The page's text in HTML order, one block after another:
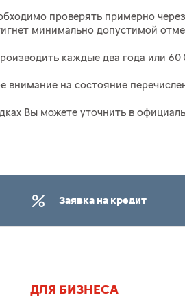
проверять примерно
минимально допустимой
каждые два года или 60
внимание на состояние
Вы можете уточнить в
Заявка на кредит
ДЛЯ БИЗНЕСА